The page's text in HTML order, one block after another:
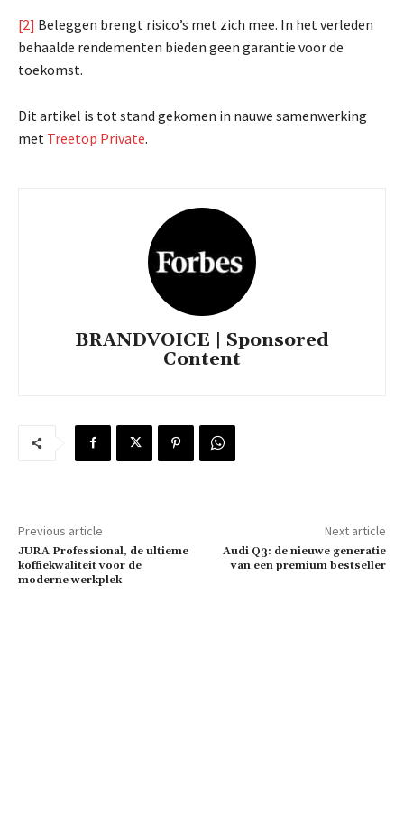
[2] Beleggen brengt risico’s met zich mee. In het verleden
behaalde rendementen bieden geen garantie voor de
toekomst.
Dit artikel is tot stand gekomen in nauwe samenwerking
met Treetop Private.
BRANDVOICE | Sponsored
Content
Previous article
JURA Professional, de ultieme
koffiekwaliteit voor de
moderne werkplek
Next article
Audi Q3: de nieuwe generatie
van een premium bestseller